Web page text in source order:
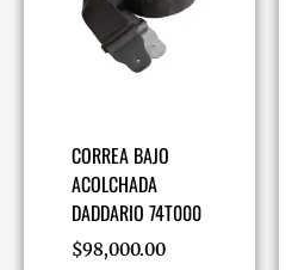
CORREA BAJO
ACOLCHADA
DADDARIO 74T000
$98,000.00